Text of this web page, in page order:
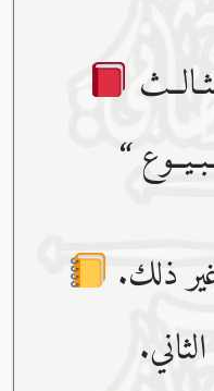
“
ذلك.